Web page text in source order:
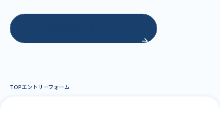
TOPエントリーフォーム